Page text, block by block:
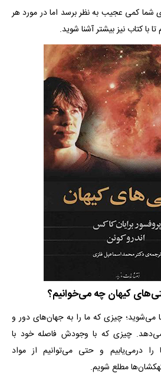
شما کمی عجیب به نظر برسد اما در مورد هر
کتاب نیز بیشتر آشنا شوید.
کیهان چه می‌خوانیم؟
می‌شوید؛ چیزی که ما را به جهان‌های دور و
چیزی که با وجودش فاصله خود با
را درمی‌یابیم و حتی می‌توانیم از مواد
مطلع شویم.